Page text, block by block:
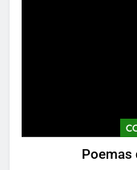
Poemas